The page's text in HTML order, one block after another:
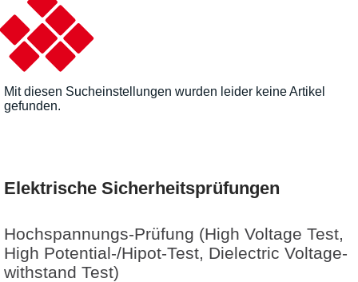
Mit diesen Sucheinstellungen wurden leider keine Artikel
gefunden.
Elektrische Sicherheitsprüfungen
Hochspannungs-Prüfung (High Voltage Test,
High Potential-/Hipot-Test, Dielectric Voltage-
withstand Test)